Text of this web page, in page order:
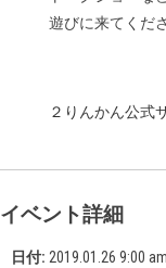
遊びに来てくださ
２りんかん公式
イベント詳細
日付: 2019.01.26 9:00 am